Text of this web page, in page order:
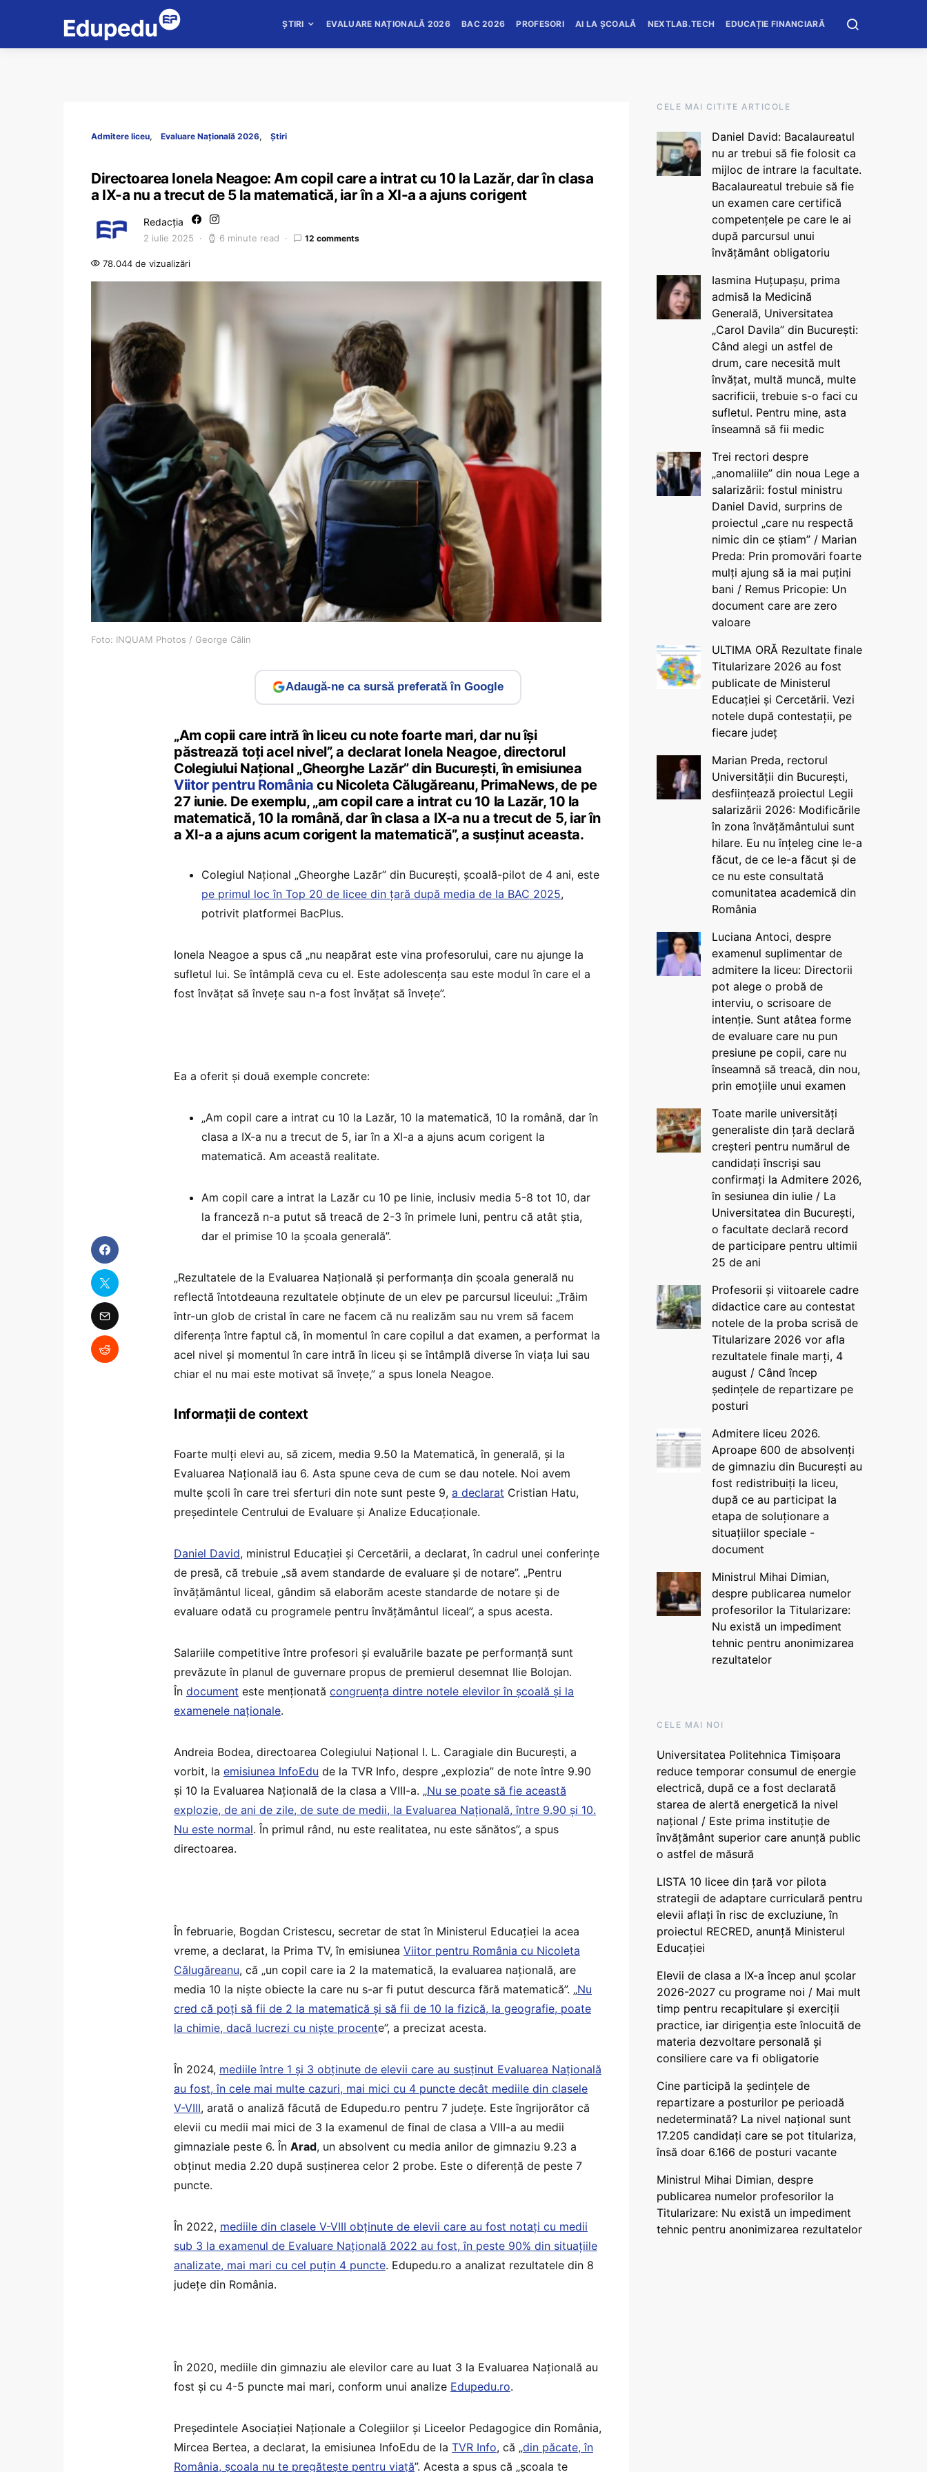
ȘTIRI EVALUARE NAȚIONALĂ 2026 BAC 2026 PROFESORI AI LA ȘCOALĂ NEXTLAB.TECH EDUCAȚIE FINANCIARĂ
Admitere liceu Evaluare Națională 2026 Știri
Directoarea Ionela Neagoe: Am copil care a intrat cu 10 la Lazăr, dar în clasa
a IX-a nu a trecut de 5 la matematică, iar în a XI-a a ajuns corigent
Redacția
2 iulie 2025 6 minute read 12 comments
78.044 de vizualizări
Foto: INQUAM Photos / George Călin
Adaugă-ne ca sursă preferată în Google
„Am copii care intră în liceu cu note foarte mari, dar nu își
păstrează toți acel nivel”, a declarat Ionela Neagoe, directorul
Colegiului Național „Gheorghe Lazăr” din București, în emisiunea
Viitor pentru România cu Nicoleta Călugăreanu, PrimaNews, de pe
27 iunie. De exemplu, „am copil care a intrat cu 10 la Lazăr, 10 la
matematică, 10 la română, dar în clasa a IX-a nu a trecut de 5, iar în
a XI-a a ajuns acum corigent la matematică”, a susținut aceasta.
Colegiul Național „Gheorghe Lazăr” din București, școală-pilot de 4 ani, este
pe primul loc în Top 20 de licee din țară după media de la BAC 2025,
potrivit platformei BacPlus.
Ionela Neagoe a spus că „nu neapărat este vina profesorului, care nu ajunge la
sufletul lui. Se întâmplă ceva cu el. Este adolescența sau este modul în care el a
fost învățat să învețe sau n-a fost învățat să învețe”.
Ea a oferit și două exemple concrete:
„Am copil care a intrat cu 10 la Lazăr, 10 la matematică, 10 la română, dar în
clasa a IX-a nu a trecut de 5, iar în a XI-a a ajuns acum corigent la
matematică. Am această realitate.
Am copil care a intrat la Lazăr cu 10 pe linie, inclusiv media 5-8 tot 10, dar
la franceză n-a putut să treacă de 2-3 în primele luni, pentru că atât știa,
dar el primise 10 la școala generală”.
„Rezultatele de la Evaluarea Națională și performanța din școala generală nu
reflectă întotdeauna rezultatele obținute de un elev pe parcursul liceului: „Trăim
într-un glob de cristal în care ne facem că nu realizăm sau nu vrem să facem
diferența între faptul că, în momentul în care copilul a dat examen, a performat la
acel nivel și momentul în care intră în liceu și se întâmplă diverse în viața lui sau
chiar el nu mai este motivat să învețe,” a spus Ionela Neagoe.
Informații de context
Foarte mulți elevi au, să zicem, media 9.50 la Matematică, în generală, și la
Evaluarea Națională iau 6. Asta spune ceva de cum se dau notele. Noi avem
multe școli în care trei sferturi din note sunt peste 9, a declarat Cristian Hatu,
președintele Centrului de Evaluare și Analize Educaționale.
Daniel David, ministrul Educației și Cercetării, a declarat, în cadrul unei conferințe
de presă, că trebuie „să avem standarde de evaluare și de notare”. „Pentru
învățământul liceal, gândim să elaborăm aceste standarde de notare și de
evaluare odată cu programele pentru învățământul liceal”, a spus acesta.
Salariile competitive între profesori și evaluările bazate pe performanță sunt
prevăzute în planul de guvernare propus de premierul desemnat Ilie Bolojan.
În document este menționată congruența dintre notele elevilor în școală și la
examenele naționale.
Andreia Bodea, directoarea Colegiului Național I. L. Caragiale din București, a
vorbit, la emisiunea InfoEdu de la TVR Info, despre „explozia” de note între 9.90
și 10 la Evaluarea Națională de la clasa a VIII-a. „Nu se poate să fie această
explozie, de ani de zile, de sute de medii, la Evaluarea Națională, între 9.90 și 10.
Nu este normal. În primul rând, nu este realitatea, nu este sănătos”, a spus
directoarea.
În februarie, Bogdan Cristescu, secretar de stat în Ministerul Educației la acea
vreme, a declarat, la Prima TV, în emisiunea Viitor pentru România cu Nicoleta
Călugăreanu, că „un copil care ia 2 la matematică, la evaluarea națională, are
media 10 la niște obiecte la care nu s-ar fi putut descurca fără matematică”. „Nu
cred că poți să fii de 2 la matematică și să fii de 10 la fizică, la geografie, poate
la chimie, dacă lucrezi cu niște procente”, a precizat acesta.
În 2024, mediile între 1 și 3 obținute de elevii care au susținut Evaluarea Națională
au fost, în cele mai multe cazuri, mai mici cu 4 puncte decât mediile din clasele
V-VIII, arată o analiză făcută de Edupedu.ro pentru 7 județe. Este îngrijorător că
elevii cu medii mai mici de 3 la examenul de final de clasa a VIII-a au medii
gimnaziale peste 6. În Arad, un absolvent cu media anilor de gimnaziu 9.23 a
obținut media 2.20 după susținerea celor 2 probe. Este o diferență de peste 7
puncte.
În 2022, mediile din clasele V-VIII obţinute de elevii care au fost notați cu medii
sub 3 la examenul de Evaluare Națională 2022 au fost, în peste 90% din situațiile
analizate, mai mari cu cel puțin 4 puncte. Edupedu.ro a analizat rezultatele din 8
județe din România.
În 2020, mediile din gimnaziu ale elevilor care au luat 3 la Evaluarea Națională au
fost și cu 4-5 puncte mai mari, conform unui analize Edupedu.ro.
Președintele Asociației Naționale a Colegiilor și Liceelor Pedagogice din România,
Mircea Bertea, a declarat, la emisiunea InfoEdu de la TVR Info, că „din păcate, în
România, școala nu te pregătește pentru viață”. Acesta a spus că „școala te
CELE MAI CITITE ARTICOLE
Daniel David: Bacalaureatul
nu ar trebui să fie folosit ca
mijloc de intrare la facultate.
Bacalaureatul trebuie să fie
un examen care certifică
competențele pe care le ai
după parcursul unui
învățământ obligatoriu
Iasmina Huțupașu, prima
admisă la Medicină
Generală, Universitatea
„Carol Davila” din București:
Când alegi un astfel de
drum, care necesită mult
învățat, multă muncă, multe
sacrificii, trebuie s-o faci cu
sufletul. Pentru mine, asta
înseamnă să fii medic
Trei rectori despre
„anomaliile” din noua Lege a
salarizării: fostul ministru
Daniel David, surprins de
proiectul „care nu respectă
nimic din ce știam” / Marian
Preda: Prin promovări foarte
mulți ajung să ia mai puțini
bani / Remus Pricopie: Un
document care are zero
valoare
ULTIMA ORĂ Rezultate finale
Titularizare 2026 au fost
publicate de Ministerul
Educației și Cercetării. Vezi
notele după contestații, pe
fiecare județ
Marian Preda, rectorul
Universității din București,
desființează proiectul Legii
salarizării 2026: Modificările
în zona învățământului sunt
hilare. Eu nu înțeleg cine le-a
făcut, de ce le-a făcut și de
ce nu este consultată
comunitatea academică din
România
Luciana Antoci, despre
examenul suplimentar de
admitere la liceu: Directorii
pot alege o probă de
interviu, o scrisoare de
intenție. Sunt atâtea forme
de evaluare care nu pun
presiune pe copii, care nu
înseamnă să treacă, din nou,
prin emoțiile unui examen
Toate marile universități
generaliste din țară declară
creșteri pentru numărul de
candidați înscriși sau
confirmați la Admitere 2026,
în sesiunea din iulie / La
Universitatea din București,
o facultate declară record
de participare pentru ultimii
25 de ani
Profesorii și viitoarele cadre
didactice care au contestat
notele de la proba scrisă de
Titularizare 2026 vor afla
rezultatele finale marți, 4
august / Când încep
ședințele de repartizare pe
posturi
Admitere liceu 2026.
Aproape 600 de absolvenți
de gimnaziu din București au
fost redistribuiți la liceu,
după ce au participat la
etapa de soluționare a
situațiilor speciale -
document
Ministrul Mihai Dimian,
despre publicarea numelor
profesorilor la Titularizare:
Nu există un impediment
tehnic pentru anonimizarea
rezultatelor
CELE MAI NOI
Universitatea Politehnica Timișoara
reduce temporar consumul de energie
electrică, după ce a fost declarată
starea de alertă energetică la nivel
național / Este prima instituție de
învățământ superior care anunță public
o astfel de măsură
LISTA 10 licee din țară vor pilota
strategii de adaptare curriculară pentru
elevii aflați în risc de excluziune, în
proiectul RECRED, anunță Ministerul
Educației
Elevii de clasa a IX-a încep anul școlar
2026-2027 cu programe noi / Mai mult
timp pentru recapitulare și exerciții
practice, iar dirigenția este înlocuită de
materia dezvoltare personală și
consiliere care va fi obligatorie
Cine participă la ședințele de
repartizare a posturilor pe perioadă
nedeterminată? La nivel național sunt
17.205 candidați care se pot titulariza,
însă doar 6.166 de posturi vacante
Ministrul Mihai Dimian, despre
publicarea numelor profesorilor la
Titularizare: Nu există un impediment
tehnic pentru anonimizarea rezultatelor